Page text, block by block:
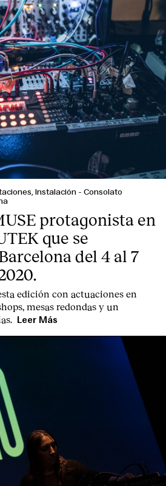
Italiano Català
Instalación - Consolato
protagonista en
que se
del 4 al 7
edición con actuaciones en
mesas redondas y un
Leer Más